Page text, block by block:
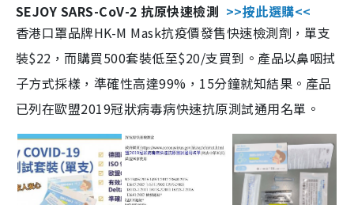
SEJOY SARS-CoV-2 抗原快速檢測 >>按此選購<<
香港口罩品牌HK-M Mask抗疫價發售快速檢測劑，單支
裝$22，而購買500套裝低至$20/支買到。產品以鼻咽拭
子方式採樣，準確性高達99%，15分鐘就知結果。產品
已列在歐盟2019冠狀病毒病快速抗原測試通用名單。